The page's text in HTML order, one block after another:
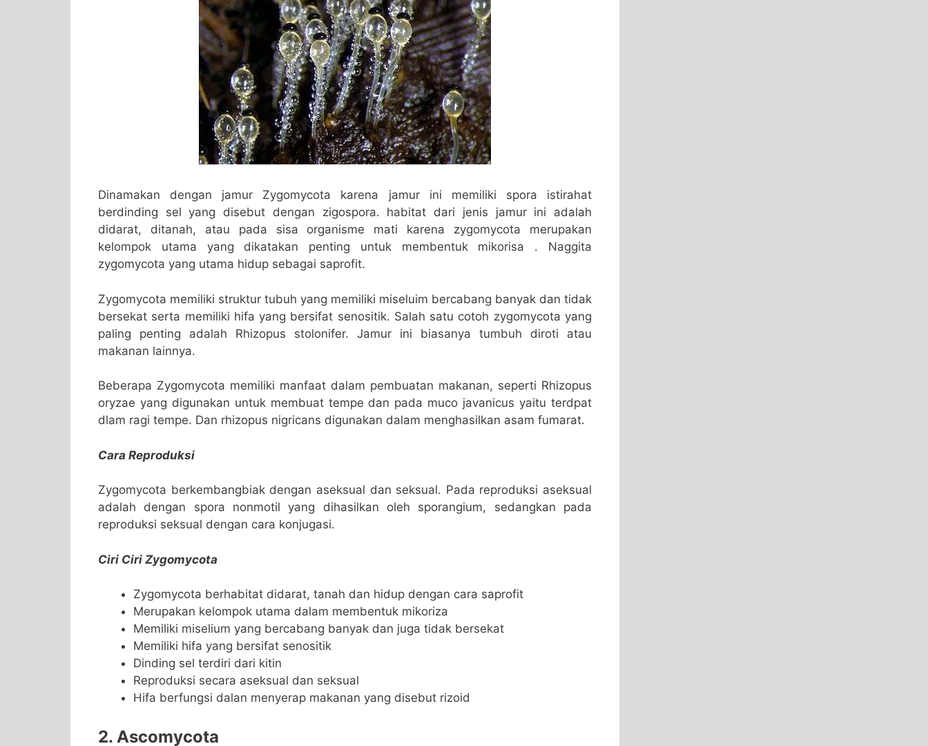
Dinamakan dengan jamur Zygomycota karena jamur ini memiliki spora istirahat
berdinding sel yang disebut dengan zigospora. habitat dari jenis jamur ini adalah
didarat, ditanah, atau pada sisa organisme mati karena zygomycota merupakan
kelompok utama yang dikatakan penting untuk membentuk mikorisa . Naggita
zygomycota yang utama hidup sebagai saprofit.
Zygomycota memiliki struktur tubuh yang memiliki miseluim bercabang banyak dan tidak
bersekat serta memiliki hifa yang bersifat senositik. Salah satu cotoh zygomycota yang
paling penting adalah Rhizopus stolonifer. Jamur ini biasanya tumbuh diroti atau
makanan lainnya.
Beberapa Zygomycota memiliki manfaat dalam pembuatan makanan, seperti Rhizopus
oryzae yang digunakan untuk membuat tempe dan pada muco javanicus yaitu terdpat
dlam ragi tempe. Dan rhizopus nigricans digunakan dalam menghasilkan asam fumarat.
Cara Reproduksi
Zygomycota berkembangbiak dengan aseksual dan seksual. Pada reproduksi aseksual
adalah dengan spora nonmotil yang dihasilkan oleh sporangium, sedangkan pada
reproduksi seksual dengan cara konjugasi.
Ciri Ciri Zygomycota
Zygomycota berhabitat didarat, tanah dan hidup dengan cara saprofit
Merupakan kelompok utama dalam membentuk mikoriza
Memiliki miselium yang bercabang banyak dan juga tidak bersekat
Memiliki hifa yang bersifat senositik
Dinding sel terdiri dari kitin
Reproduksi secara aseksual dan seksual
Hifa berfungsi dalan menyerap makanan yang disebut rizoid
2. Ascomycota